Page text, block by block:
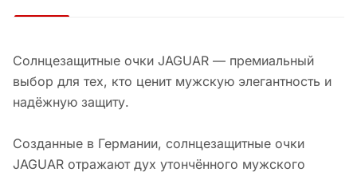
Солнцезащитные очки JAGUAR — премиальный
выбор для тех, кто ценит мужскую элегантность и
надёжную защиту.
Созданные в Германии, солнцезащитные очки
JAGUAR отражают дух утончённого мужского